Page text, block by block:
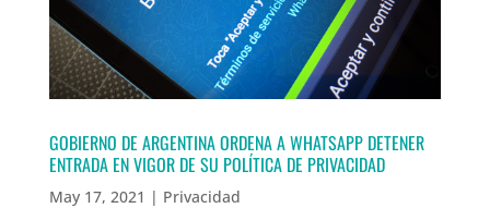
GOBIERNO DE ARGENTINA ORDENA A WHATSAPP DETENER
ENTRADA EN VIGOR DE SU POLÍTICA DE PRIVACIDAD
May 17, 2021 | Privacidad